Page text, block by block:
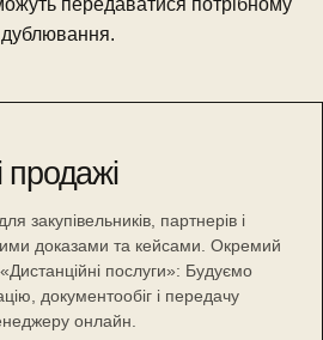
дублювання.
продажі
закупівельників, партнерів і
доказами та кейсами. Окремий
послуги»: Будуємо
документообіг і передачу
онлайн.